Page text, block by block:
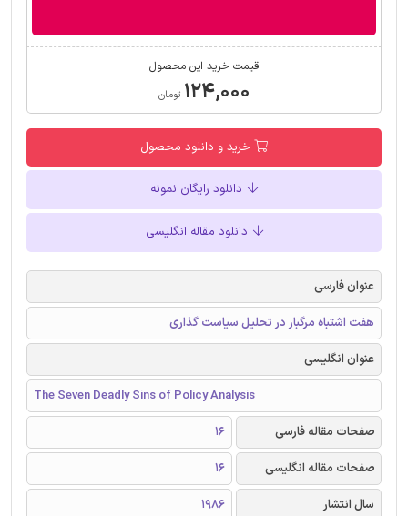
قیمت خرید این محصول
۱۲۴,۰۰۰ تومان
خرید و دانلود محصول
دانلود رایگان نمونه
دانلود مقاله انگلیسی
عنوان فارسی
هفت اشتباه مرگبار در تحلیل سیاست گذاری
عنوان انگلیسی
The Seven Deadly Sins of Policy Analysis
صفحات مقاله فارسی
16
صفحات مقاله انگلیسی
16
سال انتشار
1986